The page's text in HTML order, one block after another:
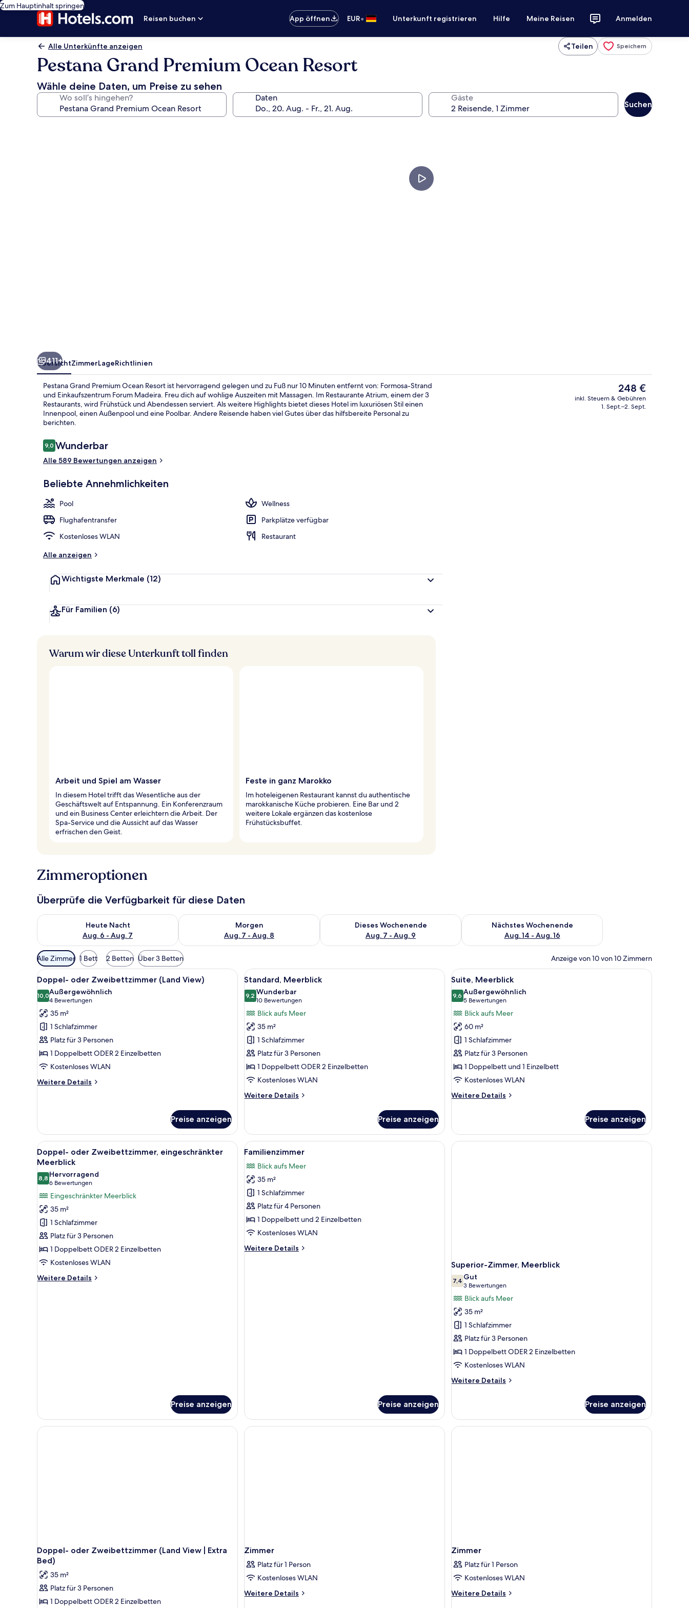
Zum Hauptinhalt springen
Reisen buchen
App öffnen EUR• Unterkunft registrieren Hilfe Meine Reisen Anmelden
Alle Unterkünfte anzeigen Teilen Speichern
Pestana Grand Premium Ocean Resort
Wähle deine Daten, um Preise zu sehen
Wo soll’s hingehen? Daten Gäste
Suchen
3 Restaurants; Frühstück,
411+
ÜbersichtZimmerLageRichtlinien
Pestana Grand Premium Ocean Resort ist hervorragend gelegen und zu Fuß nur 10 Minuten entfernt von: Formosa-Strand
und Einkaufszentrum Forum Madeira. Freu dich auf wohlige Auszeiten mit Massagen. Im Restaurante Atrium, einem der 3
Restaurants, wird Frühstück und Abendessen serviert. Als weitere Highlights bietet dieses Hotel im luxuriösen Stil einen
Innenpool, einen Außenpool und eine Poolbar. Andere Reisende haben viel Gutes über das hilfsbereite Personal zu
berichten.
Bewertungen
9,09,0 von 10.
Wunderbar
Alle 589 Bewertungen anzeigen
Beliebte Annehmlichkeiten
Pool
Wellness
Flughafentransfer
Parkplätze verfügbar
Kostenloses WLAN
Restaurant
Alle anzeigen
Wichtigste Merkmale (12)
Für Familien (6)
Der
aktuelle
Preis
248 €
inkl. Steuern & Gebühren
1. Sept.–2. Sept.
Warum wir diese Unterkunft toll finden
Arbeit und Spiel am Wasser
In diesem Hotel trifft das Wesentliche aus der
Geschäftswelt auf Entspannung. Ein Konferenzraum
und ein Business Center erleichtern die Arbeit. Der
Spa-Service und die Aussicht auf das Wasser
erfrischen den Geist.
Feste in ganz Marokko
Im hoteleigenen Restaurant kannst du authentische
marokkanische Küche probieren. Eine Bar und 2
weitere Lokale ergänzen das kostenlose
Frühstücksbuffet.
Zimmeroptionen
Überprüfe die Verfügbarkeit für diese Daten
Heute Nacht
Aug. 6 - Aug. 7
Überprüfe die Verfügbarkeit für heute Nacht, Aug. 6 - Aug. 7.
Morgen
Aug. 7 - Aug. 8
Überprüfe die Verfügbarkeit für morgen, Aug. 7 - Aug. 8.
Dieses Wochenende
Aug. 7 - Aug. 9
Überprüfe die Verfügbarkeit für dieses Wochenende, Aug. 7 - Aug. 9.
Nächstes Wochenende
Aug. 14 - Aug. 16
Überprüfe die Verfügbarkeit für nächstes Wochenende, Aug.
Verfügbare
Filter
für
Zimmer
Alle Zimmer 1 Bett 2 Betten Über 3 Betten Anzeige von 10 von 10 Zimmern
Alle
Fotos
für
Doppel-
oder
Zweibettzimmer
(Land
View)
anzeigen
Allergikerbettwaren, Zimmersafe, Schreibtisch, Verdunkelungsvorhänge
5
Doppel- oder Zweibettzimmer (Land View)
10,010,0 von 10
Außergewöhnlich
4 Bewertungen
(4
Bewertungen)
35 m²
1 Schlafzimmer
Platz für 3 Personen
1 Doppelbett ODER 2 Einzelbetten
Kostenloses WLAN
Weitere Details
Weitere
Zweibettzimmer
(Land
View)
Preise anzeigen
Alle
Fotos
für
Standard,
Meerblick
anzeigen
Standard, Meerblick | Allergikerbettwaren, Zimmersafe, Schreibtisch, Verdunkelungsvorhänge
5
Standard, Meerblick
9,29,2 von 10
Wunderbar
10 Bewertungen
(10
Bewertungen)
Blick aufs Meer
35 m²
1 Schlafzimmer
Platz für 3 Personen
1 Doppelbett ODER 2 Einzelbetten
Kostenloses WLAN
Weitere Details
Weitere
Meerblick
Preise anzeigen
Alle
Fotos
für
Suite,
Meerblick
anzeigen
Suite, Meerblick | Allergikerbettwaren,
6
Suite, Meerblick
9,69,6 von 10
Außergewöhnlich
5 Bewertungen
(5
Bewertungen)
Blick aufs Meer
60 m²
1 Schlafzimmer
Platz für 3 Personen
1 Doppelbett und 1 Einzelbett
Kostenloses WLAN
Weitere Details
Weitere
Meerblick
Preise anzeigen
Alle
Fotos
für
Doppel-
oder
Zweibettzimmer,
eingeschränkter
Meerblick
anzeigen
Doppel- oder Zweibettzimmer, eingeschränkter Meerblick | Allergikerbettwaren, Zimmersafe, Schreibtisch, Verdunkelungsvorhänge
6
Doppel- oder Zweibettzimmer, eingeschränkter
Meerblick
8,88,8 von 10
Hervorragend
6 Bewertungen
(6
Bewertungen)
Eingeschränkter Meerblick
35 m²
1 Schlafzimmer
Platz für 3 Personen
1 Doppelbett ODER 2 Einzelbetten
Kostenloses WLAN
Weitere Details
Weitere
Preise anzeigen
Alle
Fotos
für
Familienzimmer
anzeigen
Familienzimmer | Allergikerbettwaren, Zimmersafe, Schreibtisch, Verdunkelungsvorhänge
5
Familienzimmer
Blick aufs Meer
35 m²
1 Schlafzimmer
Platz für 4 Personen
1 Doppelbett und 2 Einzelbetten
Kostenloses WLAN
Weitere Details
Weitere
Preise anzeigen
Superior-Zimmer, Meerblick
7,47,4 von 10
Gut
3 Bewertungen
(3
Bewertungen)
Blick aufs Meer
35 m²
1 Schlafzimmer
Platz für 3 Personen
1 Doppelbett ODER 2 Einzelbetten
Kostenloses WLAN
Weitere Details
Weitere
Zimmer,
Meerblick
Preise anzeigen
Doppel- oder Zweibettzimmer (Land View | Extra
Bed)
35 m²
Platz für 3 Personen
1 Doppelbett ODER 2 Einzelbetten
Zimmer
Platz für 1 Person
Kostenloses WLAN
Weitere Details
Weitere
Zimmer
Platz für 1 Person
Kostenloses WLAN
Weitere Details
Weitere